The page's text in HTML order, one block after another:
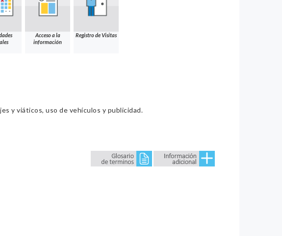
Acceso a la
información
Registro de Visitas
y viáticos, uso de vehículos y publicidad.